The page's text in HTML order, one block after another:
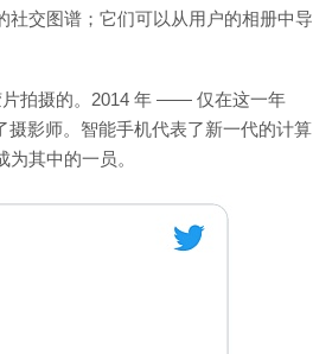
交图谱；它们可以从用户的相册中导
片拍摄的。2014 年 —— 仅在这一年
影师。智能手机代表了新一代的计算
其中的一员。